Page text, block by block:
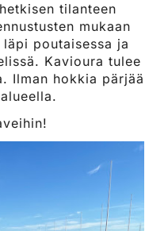
tilanteen
mukaan
poutaisessa ja
Kavioura tulee
Ilman hokkia pärjää